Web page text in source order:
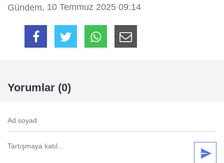
Gündem, 10 Temmuz 2025 09:14
Yorumlar (0)